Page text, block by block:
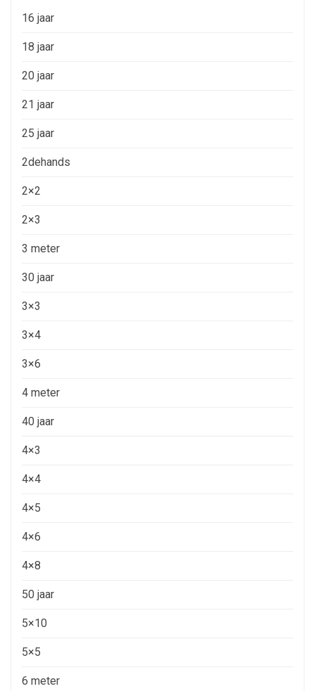
16 jaar
18 jaar
20 jaar
21 jaar
25 jaar
2dehands
2×2
2×3
3 meter
30 jaar
3×3
3×4
3×6
4 meter
40 jaar
4×3
4×4
4×5
4×6
4×8
50 jaar
5×10
5×5
6 meter